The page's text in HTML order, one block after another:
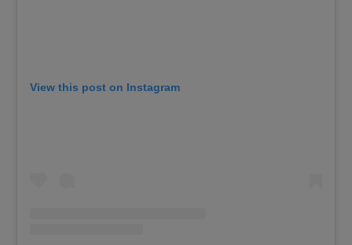
View this post on Instagram